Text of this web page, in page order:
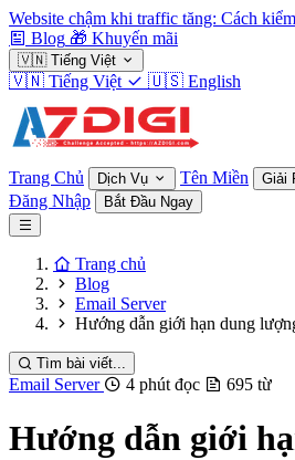
Website chậm khi traffic tăng: Cách
Blog 🎁 Khuyến mãi
🇻🇳 Tiếng Việt
🇻🇳 Tiếng Việt 🇺🇸 English
Trang Chủ Dịch Vụ Tên Miền Giải
Đăng Nhập Bắt Đầu Ngay
Trang chủ
Blog
Email Server
Hướng dẫn giới hạn dung
Tìm bài viết...
Email Server 4 phút đọc 695 từ
Hướng dẫn giới